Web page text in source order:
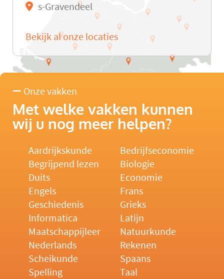
s-Gravendeel
Bekijk al onze locaties
Onze vakken
Met welke vakken kunnen
wij u nog meer helpen?
Aardrijkskunde
Bedrijfseconomie
Begrijpend lezen
Biologie
Duits
Economie
Engels
Frans
Geschiedenis
Grieks
Informatica
Latijn
Maatschappijleer
Natuurkunde
Nederlands
Rekenen
Scheikunde
Spaans
Spelling
Taal